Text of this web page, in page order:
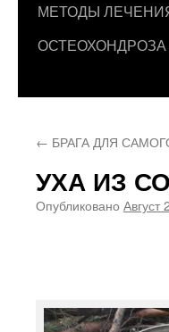
МЕТОДЫ
ОСТЕОХОНДРОЗА
← БРАГА ДЛЯ
УХА ИЗ
Опубликовано Август